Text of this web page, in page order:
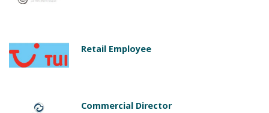
Retail Employee
Commercial Director